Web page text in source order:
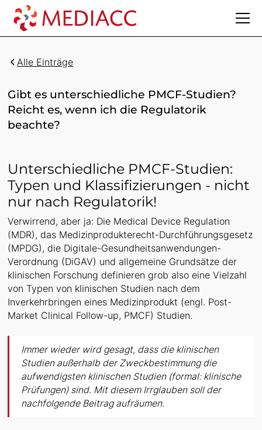
Alle Einträge
Gibt es unterschiedliche PMCF-Studien?
Reicht es, wenn ich die Regulatorik
beachte?
Unterschiedliche PMCF-Studien:
Typen und Klassifizierungen - nicht
nur nach Regulatorik!
Verwirrend, aber ja: Die Medical Device Regulation
(MDR), das Medizinprodukterecht-Durchführungsgesetz
(MPDG), die Digitale-Gesundheitsanwendungen-
Verordnung (DiGAV) und allgemeine Grundsätze der
klinischen Forschung definieren grob also eine Vielzahl
von Typen von klinischen Studien nach dem
Inverkehrbringen eines Medizinprodukt (engl. Post-
Market Clinical Follow-up, PMCF) Studien.
Immer wieder wird gesagt, dass die klinischen
Studien außerhalb der Zweckbestimmung die
aufwendigsten klinischen Studien (formal: klinische
Prüfungen) sind. Mit diesem Irrglauben soll der
nachfolgende Beitrag aufräumen.